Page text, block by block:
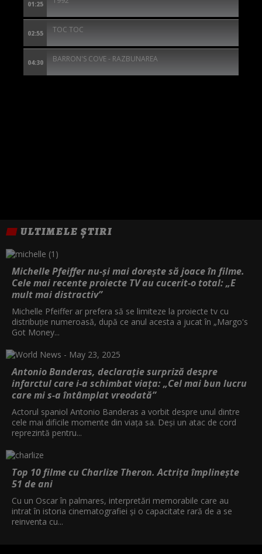
01:25
02:55 TOC TOC
04:30 BARRON'S COVE - RAZBUNAREA
ULTIMELE ȘTIRI
Michelle Pfeiffer nu-și mai dorește să joace în filme.
Cele mai recente proiecte TV au cucerit-o total: „E
mult mai distractiv”
Michelle Pfeiffer ar prefera să se limiteze la proiecte tv cu
distribuție numeroasă, după ce anul acesta a jucat în „Margo's
Got Money...
Antonio Banderas, declarație surpriză despre
infarctul care i-a schimbat viața: „Cel mai bun lucru
care mi s-a întâmplat vreodată”
Actorul spaniol Antonio Banderas a vorbit despre unul dintre
cele mai dificile momente din viața sa. Deși un atac de cord
reprezintă pentru...
Top 10 filme cu Charlize Theron. Actrița împlinește
51 de ani
Cu un Oscar în palmares, interpretări memorabile care au
intrat în istoria cinematografiei și o capacitate rară de a se
reinventa cu...